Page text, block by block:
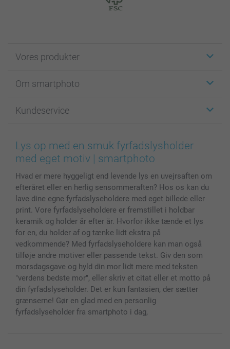
Vores produkter
Fotokort
Fotobøger
Billeder, Plakater & Fotohæfter
Cover til mobil & tablet
Fotokalender & Kalenderbog
Fotorammer & Tilbehør
Alle fotoprodukter
Om smartphoto
For affiliate
Cookie Policy
Sitemap
Investor Relations
Kundeservice
100% tilfredshedsgaranti
smartbonus
Status for ordrer
Lys op med en smuk fyrfadslysholder
med eget motiv | smartphoto
Hvad er mere hyggeligt end levende lys en uvejrsaften om
efteråret eller en herlig sensommeraften? Hos os kan du
lave dine egne fyrfadslyseholdere med eget billede eller
print. Vore fyrfadslyseholdere er fremstillet i holdbar
keramik og holder år efter år. Hvorfor ikke tænde et lys
for en, du holder af og tænke lidt ekstra på
vedkommende? Med fyrfadslyseholdere kan man også
tilføje andre motiver eller passende tekst. Giv den som
morsdagsgave og hyld din mor lidt mere med teksten
"verdens bedste mor", eller skriv et citat eller et motto på
din fyrfadslyseholder. Det er kun fantasien, der sætter
grænserne! Gør en glad med en personlig
fyrfadslyseholder fra smartphoto i dag,